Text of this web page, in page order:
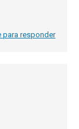
para responder